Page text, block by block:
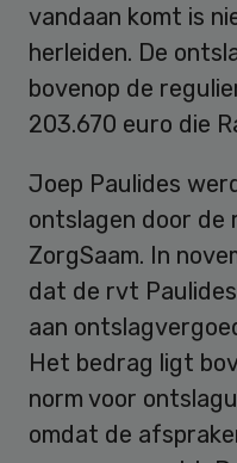
vandaan komt is
herleiden. De
bovenop de
203.670 euro die
Joep Paulides
ontslagen door de
ZorgSaam. In
dat de rvt
aan
Het bedrag ligt
norm voor
omdat de